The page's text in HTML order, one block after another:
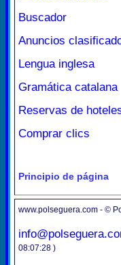
Buscador
Anuncios
Lengua inglesa
Gramática catalana
Reservas de
Comprar clics
Principio de página
www.polseguera.com - ©
08:07:28 )